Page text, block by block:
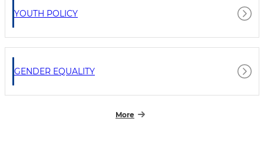
YOUTH POLICY
GENDER EQUALITY
More